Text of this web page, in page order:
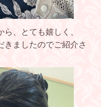
、とても嬉しく、
きましたのでご紹介さ